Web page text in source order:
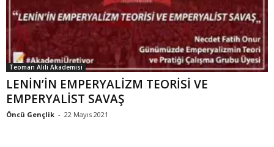
Teoman Alili Akademisi
LENİN’İN EMPERYALİZM TEORİSİ VE
EMPERYALİST SAVAŞ
Öncü Gençlik - 22 Mayıs 2021